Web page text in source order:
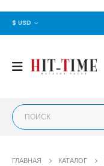
$ USD
ГЛАВНАЯ КАТАЛОГ